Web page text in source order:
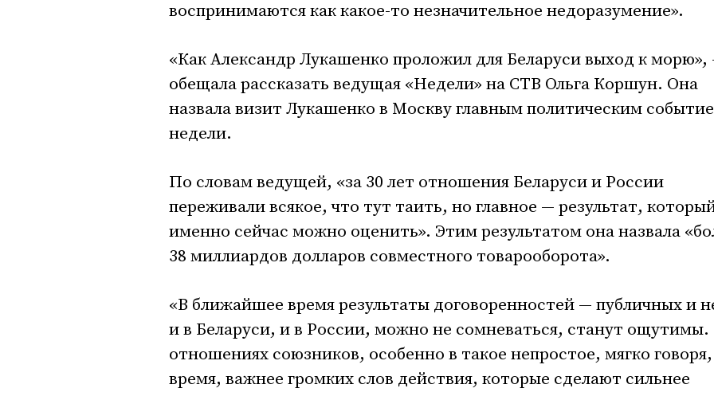
воспринимаются как какое-то незначительное недоразумение».
«Как Александр Лукашенко проложил для Беларуси выход к морю»,
обещала рассказать ведущая «Недели» на СТВ Ольга Коршун. Она
назвала визит Лукашенко в Москву главным политическим
недели.
По словам ведущей, «за 30 лет отношения Беларуси и России
переживали всякое, что тут таить, но главное — результат,
именно сейчас можно оценить». Этим результатом она назвала
38 миллиардов долларов совместного товарооборота».
«В ближайшее время результаты договоренностей — публичных и
и в Беларуси, и в России, можно не сомневаться, станут ощутимы.
отношениях союзников, особенно в такое непростое, мягко говоря,
время, важнее громких слов действия, которые сделают сильнее